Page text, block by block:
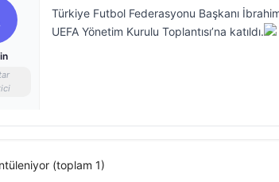
Türkiye Futbol Federasyonu Başkanı
UEFA Yönetim Kurulu Toplantısı’na katıldı.
(toplam 1)